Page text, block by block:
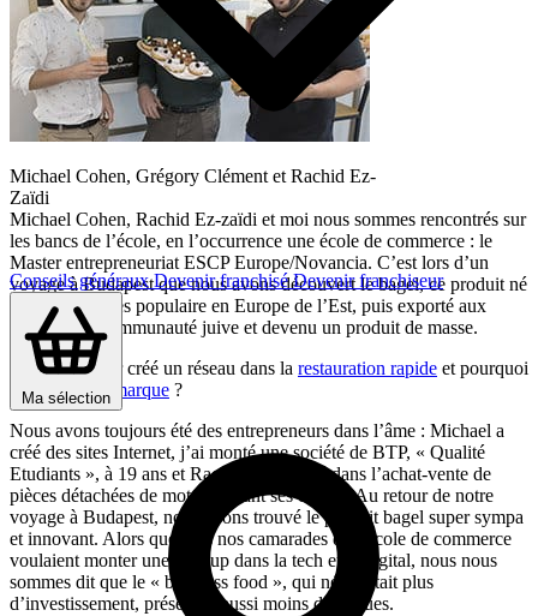
Conseils générauxDevenir franchiséDevenir franchiseur
Ma sélection
Michael Cohen, Grégory Clément et Rachid Ez-
Zaïdi
Michael Cohen, Rachid Ez-zaïdi et moi nous sommes rencontrés sur
les bancs de l’école, en l’occurrence une école de commerce : le
Master entrepreneuriat ESCP Europe/Novancia. C’est lors d’un
voyage à Budapest que nous avons découvert le bagel, ce produit né
en Pologne, très populaire en Europe de l’Est, puis exporté aux
USA par la communauté juive et devenu un produit de masse.
Pourquoi avoir créé un réseau dans la restauration rapide et pourquoi
enlicence de marque ?
Nous avons toujours été des entrepreneurs dans l’âme : Michael a
créé des sites Internet, j’ai monté une société de BTP, « Qualité
Etudiants », à 19 ans et Rachid s’est lancé dans l’achat-vente de
pièces détachées de moto pendant ses études. Au retour de notre
voyage à Budapest, nous avons trouvé le produit bagel super sympa
et innovant. Alors que tous nos camarades de l’école de commerce
voulaient monter une start up dans la tech et le digital, nous nous
sommes dit que le « business food », qui nécessitait plus
d’investissement, présentait aussi moins de risques.